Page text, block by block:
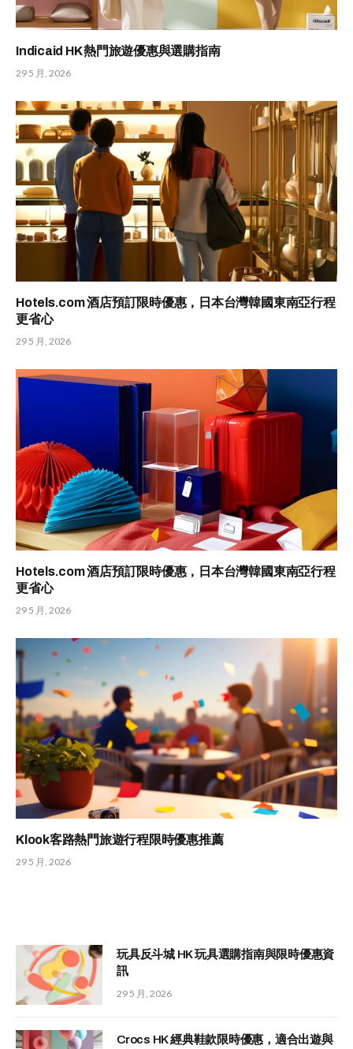
Indicaid HK 熱門旅遊優惠與選購指南
29 5 月, 2026
Hotels.com 酒店預訂限時優惠，日本台灣韓國東南亞行程
更省心
29 5 月, 2026
Hotels.com 酒店預訂限時優惠，日本台灣韓國東南亞行程
更省心
29 5 月, 2026
Klook客路熱門旅遊行程限時優惠推薦
29 5 月, 2026
玩具反斗城 HK 玩具選購指南與限時優惠資
訊
29 5 月, 2026
Crocs HK 經典鞋款限時優惠，適合出遊與